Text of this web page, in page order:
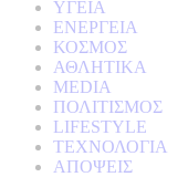
ΥΓΕΙΑ
ΕΝΕΡΓΕΙΑ
ΚΟΣΜΟΣ
ΑΘΛΗΤΙΚΑ
MEDIA
ΠΟΛΙΤΙΣΜΟΣ
LIFESTYLE
ΤΕΧΝΟΛΟΓΙΑ
ΑΠΟΨΕΙΣ